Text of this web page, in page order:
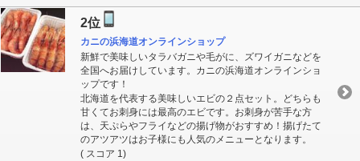
2位
カニの浜海道オンラインショップ
新鮮で美味しいタラバガニや毛がに、ズワイガニなどを
全国へお届けしています。カニの浜海道オンラインショ
ップです！
北海道を代表する美味しいエビの２点セット。どちらも
甘くてお刺身には最高のエビです。お刺身が苦手な方
は、天ぷらやフライなどの揚げ物がおすすめ！揚げたて
のアツアツはお子様にも人気のメニューとなります。
( スコア 1)